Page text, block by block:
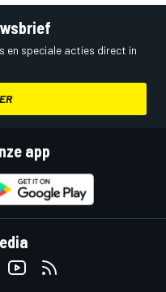
en speciale acties direct in
app